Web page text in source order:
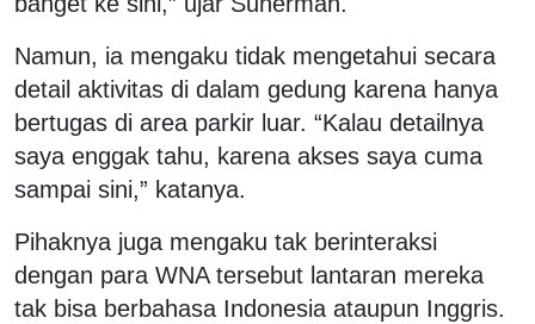
Namun, ia mengaku tidak mengetahui secara
detail aktivitas di dalam gedung karena hanya
bertugas di area parkir luar. “Kalau detailnya
saya enggak tahu, karena akses saya cuma
sampai sini,” katanya.
Pihaknya juga mengaku tak berinteraksi
dengan para WNA tersebut lantaran mereka
tak bisa berbahasa Indonesia ataupun Inggris.